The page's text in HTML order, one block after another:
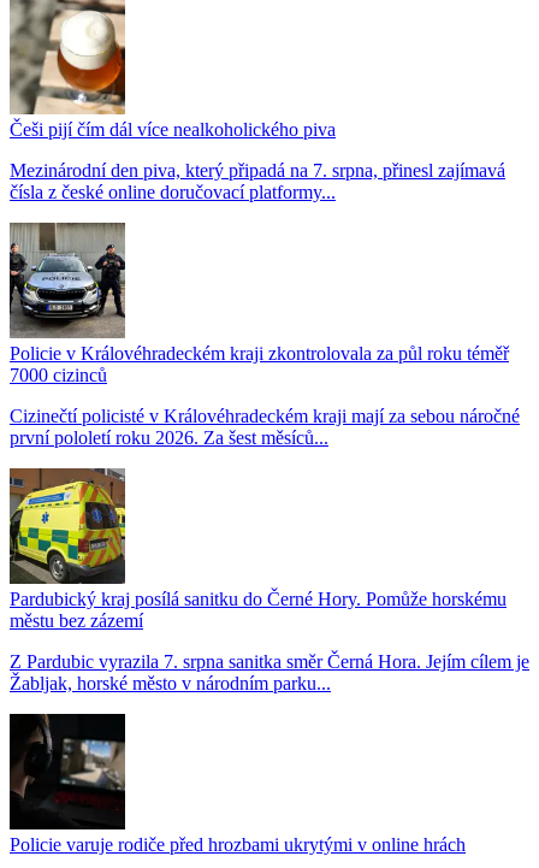
Češi pijí čím dál více nealkoholického piva
Mezinárodní den piva, který připadá na 7. srpna, přinesl zajímavá
čísla z české online doručovací platformy...
Policie v Královéhradeckém kraji zkontrolovala za půl roku téměř
7000 cizinců
Cizinečtí policisté v Královéhradeckém kraji mají za sebou náročné
první pololetí roku 2026. Za šest měsíců...
Pardubický kraj posílá sanitku do Černé Hory. Pomůže horskému
městu bez zázemí
Z Pardubic vyrazila 7. srpna sanitka směr Černá Hora. Jejím cílem je
Žabljak, horské město v národním parku...
Policie varuje rodiče před hrozbami ukrytými v online hrách